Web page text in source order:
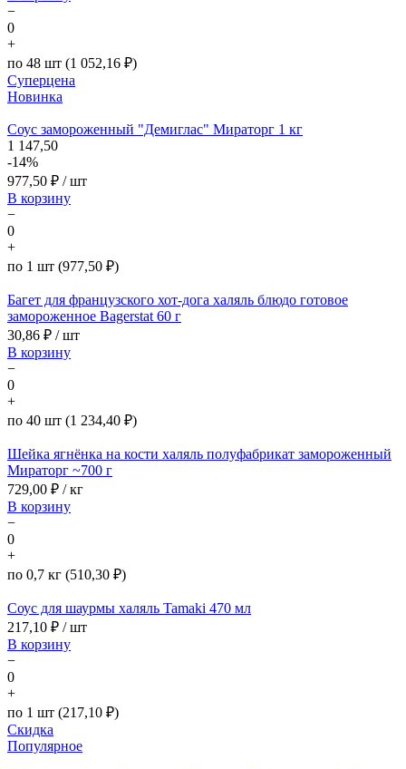
−
0
+
по 48 шт (1 052,16 ₽)
Суперцена
Новинка
Соус замороженный "Демиглас" Мираторг 1 кг
1 147,50
-14%
977,50 ₽ / шт
В корзину
−
0
+
по 1 шт (977,50 ₽)
Багет для французского хот-дога халяль блюдо готовое
замороженное Bagerstat 60 г
30,86 ₽ / шт
В корзину
−
0
+
по 40 шт (1 234,40 ₽)
Шейка ягнёнка на кости халяль полуфабрикат замороженный
Мираторг ~700 г
729,00 ₽ / кг
В корзину
−
0
+
по 0,7 кг (510,30 ₽)
Соус для шаурмы халяль Tamaki 470 мл
217,10 ₽ / шт
В корзину
−
0
+
по 1 шт (217,10 ₽)
Скидка
Популярное